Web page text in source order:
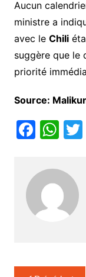
Aucun
ministre a
avec le Chili
suggère que le
priorité
Source:
F
c
e
b
k
W
at
s
A